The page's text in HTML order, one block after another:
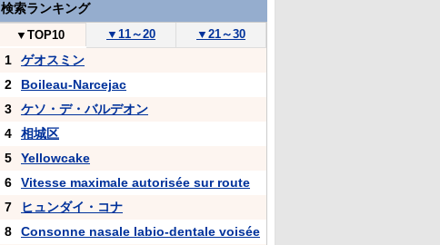
検索ランキング
▼ TOP10 ▼ 11～20 ▼ 21～30
1
ゲオスミン
2
Boileau-Narcejac
3
ケソ・デ・バルデオン
4
相城区
5
Yellowcake
6
Vitesse maximale autorisée sur route
7
ヒュンダイ・コナ
8
Consonne nasale labio-dentale voisée